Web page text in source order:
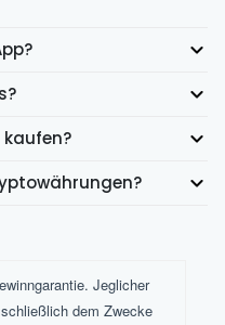
kaufen?
Jeglicher
dem Zwecke